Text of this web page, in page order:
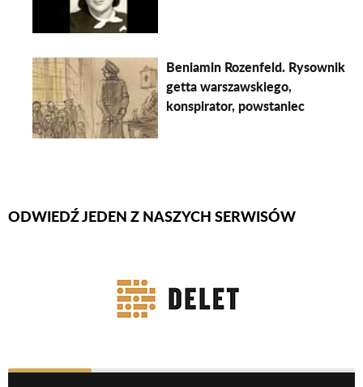
Beniamin Rozenfeld. Rysownik
getta warszawskiego,
konspirator, powstaniec
Firmy Rotator
ODWIEDŹ JEDEN Z NASZYCH SERWISÓW